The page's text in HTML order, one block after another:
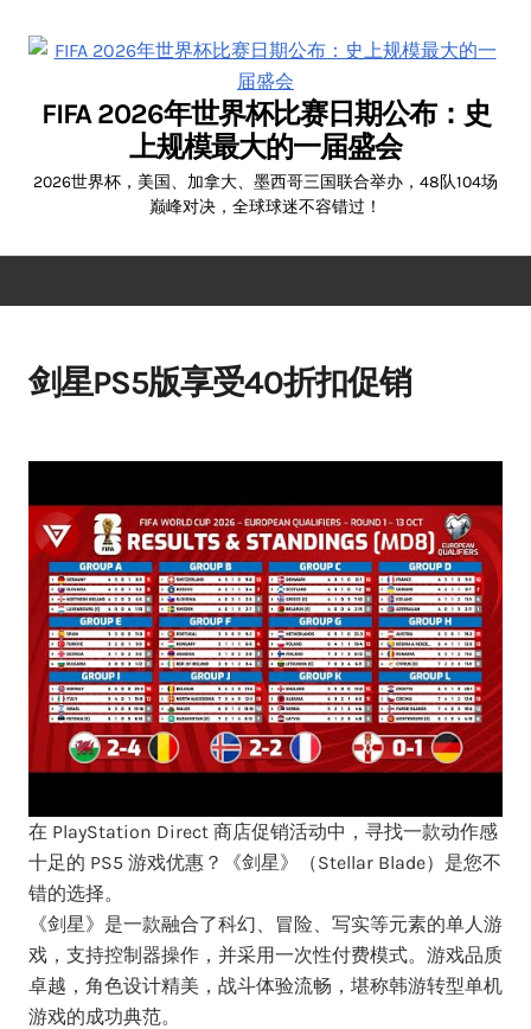
FIFA 2026年世界杯比赛日期公布：史
上规模最大的一届盛会
2026世界杯，美国、加拿大、墨西哥三国联合举办，48队104场
巅峰对决，全球球迷不容错过！
剑星PS5版享受40折扣促销
在 PlayStation Direct 商店促销活动中，寻找一款动作感
十足的 PS5 游戏优惠？《剑星》（Stellar Blade）是您不
错的选择。
《剑星》是一款融合了科幻、冒险、写实等元素的单人游
戏，支持控制器操作，并采用一次性付费模式。游戏品质
卓越，角色设计精美，战斗体验流畅，堪称韩游转型单机
游戏的成功典范。